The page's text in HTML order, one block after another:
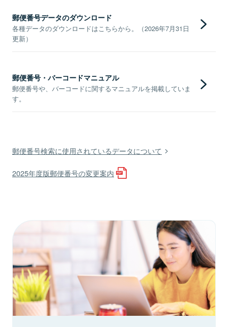
郵便番号データのダウンロード
各種データのダウンロードはこちらから。（2026年7月31日
更新）
郵便番号・バーコードマニュアル
郵便番号や、バーコードに関するマニュアルを掲載していま
す。
郵便番号検索に使用されているデータについて
2025年度版郵便番号の変更案内